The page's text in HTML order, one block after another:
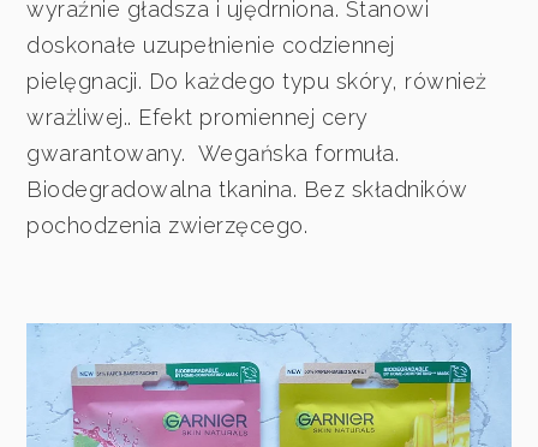
wyraźnie gładsza i ujędrniona. Stanowi
doskonałe uzupełnienie codziennej
pielęgnacji. Do każdego typu skóry, również
wrażliwej.. Efekt promiennej cery
gwarantowany. Wegańska formuła.
Biodegradowalna tkanina. Bez składników
pochodzenia zwierzęcego.